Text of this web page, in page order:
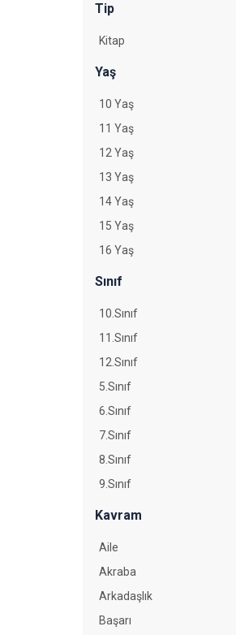
Tip
Kitap
Yaş
10 Yaş
11 Yaş
12 Yaş
13 Yaş
14 Yaş
15 Yaş
16 Yaş
Sınıf
10.Sınıf
11.Sınıf
12.Sınıf
5.Sınıf
6.Sınıf
7.Sınıf
8.Sınıf
9.Sınıf
Kavram
Aile
Akraba
Arkadaşlık
Başarı